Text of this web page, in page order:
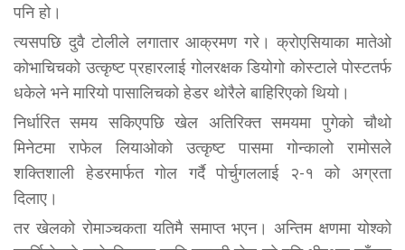
पनि हो।
त्यसपछि दुवै टोलीले लगातार आक्रमण गरे। क्रोएसियाका मातेओ
कोभाचिचको उत्कृष्ट प्रहारलाई गोलरक्षक डियोगो कोस्टाले पोस्टतर्फ
धकेले भने मारियो पासालिचको हेडर थोरैले बाहिरिएको थियो।
निर्धारित समय सकिएपछि खेल अतिरिक्त समयमा पुगेको चौथो
मिनेटमा राफेल लियाओको उत्कृष्ट पासमा गोन्कालो रामोसले
शक्तिशाली हेडरमार्फत गोल गर्दै पोर्चुगललाई २-१ को अग्रता
दिलाए।
तर खेलको रोमाञ्चकता यतिमै समाप्त भएन। अन्तिम क्षणमा योश्को